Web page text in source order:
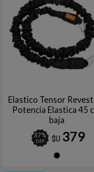
Elastico Tensor
Potencia Elastica 45
baja
37%
OFF $U 379